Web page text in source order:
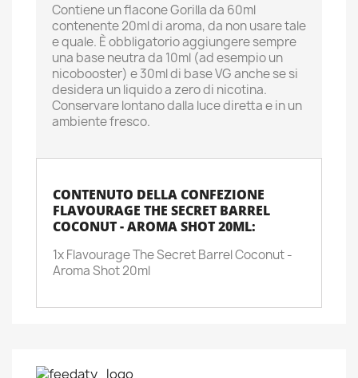
Contiene un flacone Gorilla da 60ml
contenente 20ml di aroma, da non usare tale
e quale. È obbligatorio aggiungere sempre
una base neutra da 10ml (ad esempio un
nicobooster) e 30ml di base VG anche se si
desidera un liquido a zero di nicotina.
Conservare lontano dalla luce diretta e in un
ambiente fresco.
CONTENUTO DELLA CONFEZIONE
FLAVOURAGE THE SECRET BARREL
COCONUT - AROMA SHOT 20ML:
1x Flavourage The Secret Barrel Coconut -
Aroma Shot 20ml